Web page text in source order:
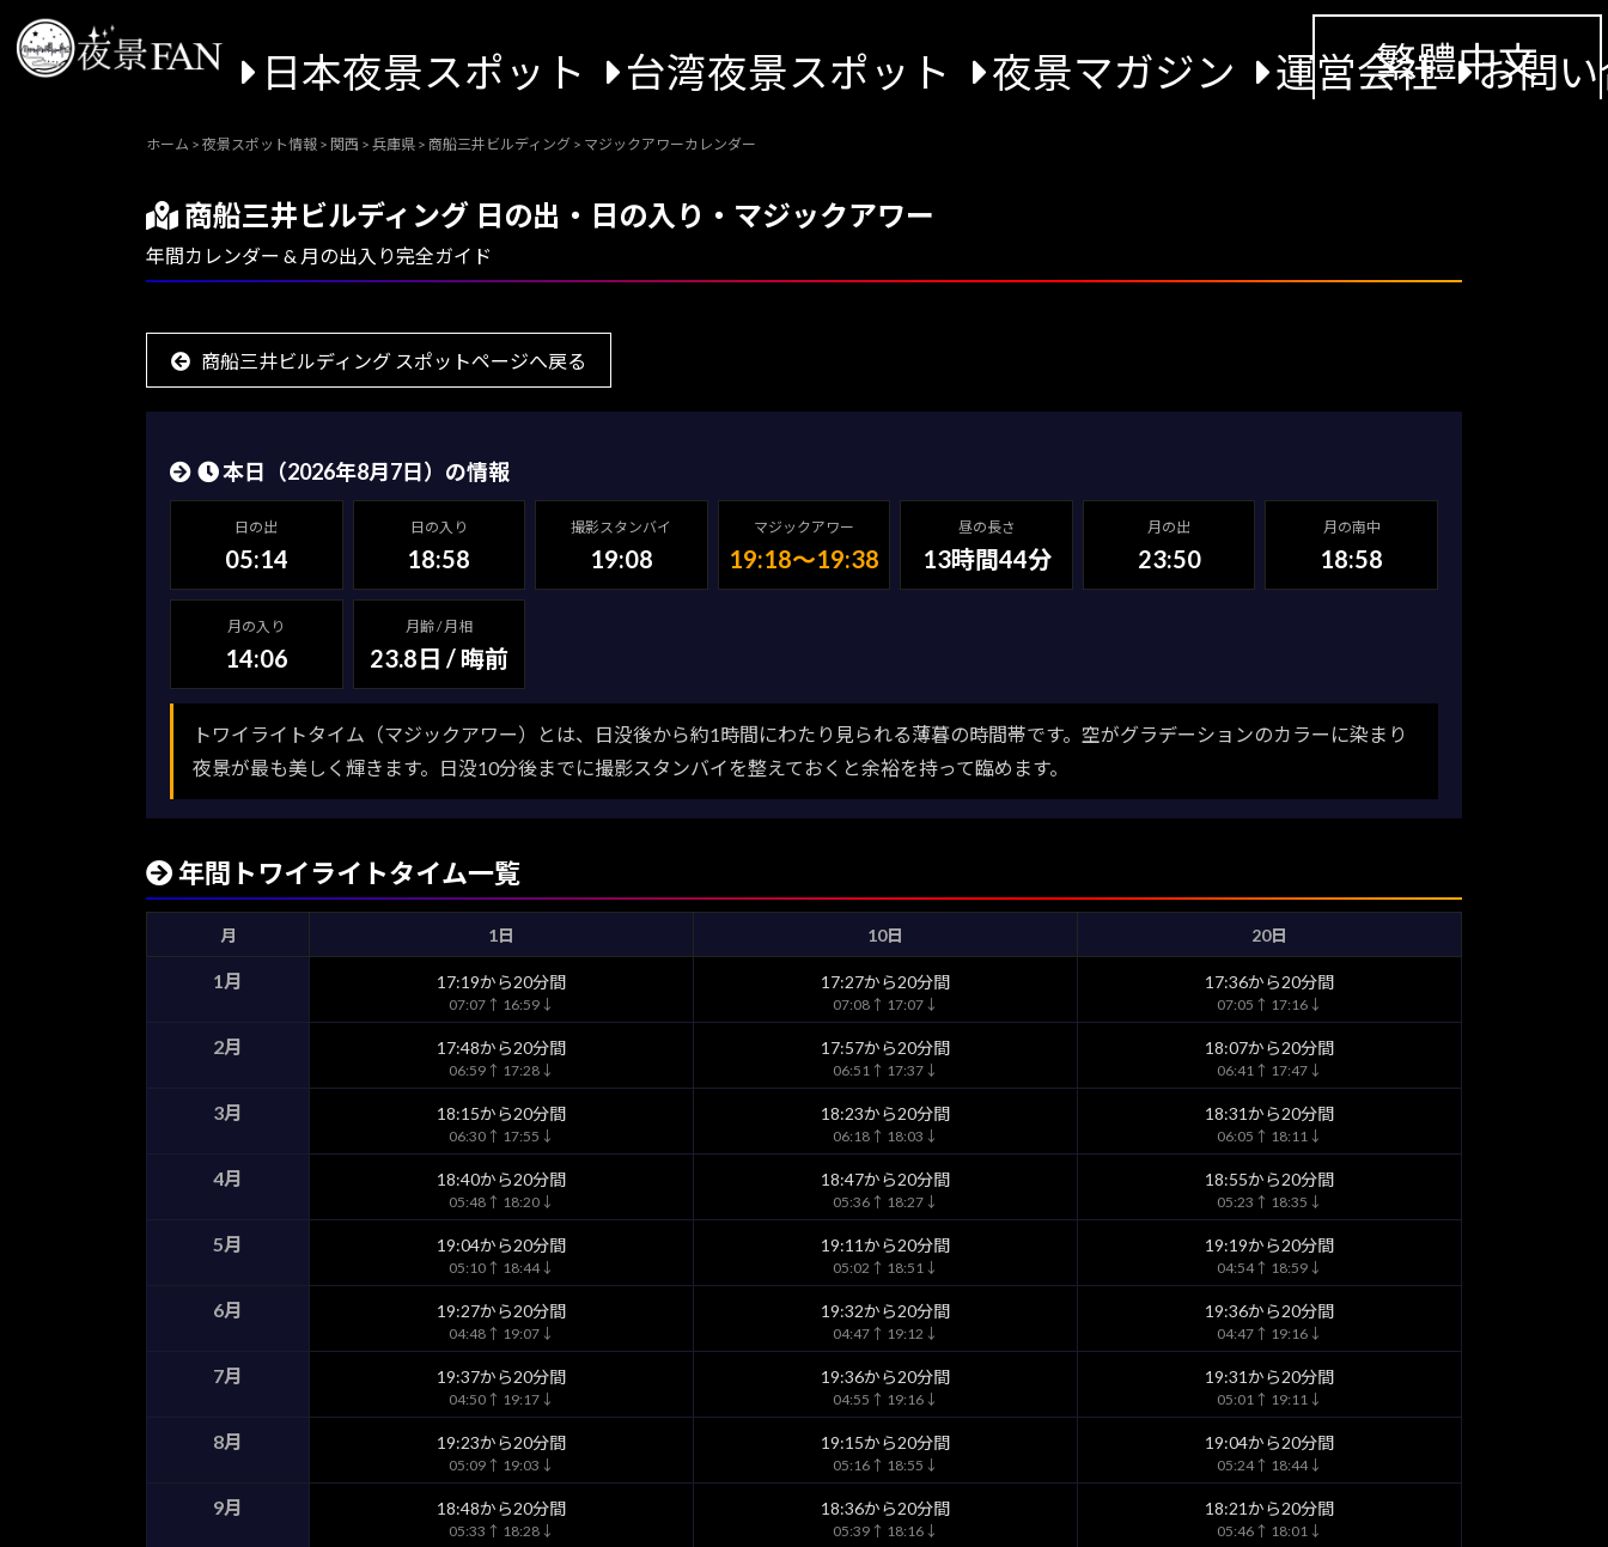
日本夜景スポット 台湾夜景スポット 夜景マガジン 運営会社 お問
繁體中文
ホーム > 夜景スポット情報 > 関西 > 兵庫県 > 商船三井ビルディング > マジックアワーカレンダー
商船三井ビルディング 日の出・日の入り・マジックアワー
年間カレンダー & 月の出入り完全ガイド
商船三井ビルディング スポットページへ戻る
本日（2026年8月7日）の情報
日の出
05:14
日の入り
18:58
撮影スタンバイ
19:08
マジックアワー
19:18〜19:38
昼の長さ
13時間44分
月の出
23:50
月の南中
18:58
月の入り
14:06
月齢 / 月相
23.8日 / 晦前
トワイライトタイム（マジックアワー）とは、日没後から約1時間にわたり見られる薄暮の時間帯です。空がグラデーションのカラーに染まり
夜景が最も美しく輝きます。日没10分後までに撮影スタンバイを整えておくと余裕を持って臨めます。
年間トワイライトタイム一覧
月 1日 10日 20日
1月 17:19から20分間
07:07↑ 16:59↓
17:27から20分間
07:08↑ 17:07↓
17:36から20分間
07:05↑ 17:16↓
2月 17:48から20分間
06:59↑ 17:28↓
17:57から20分間
06:51↑ 17:37↓
18:07から20分間
06:41↑ 17:47↓
3月 18:15から20分間
06:30↑ 17:55↓
18:23から20分間
06:18↑ 18:03↓
18:31から20分間
06:05↑ 18:11↓
4月 18:40から20分間
05:48↑ 18:20↓
18:47から20分間
05:36↑ 18:27↓
18:55から20分間
05:23↑ 18:35↓
5月 19:04から20分間
05:10↑ 18:44↓
19:11から20分間
05:02↑ 18:51↓
19:19から20分間
04:54↑ 18:59↓
6月 19:27から20分間
04:48↑ 19:07↓
19:32から20分間
04:47↑ 19:12↓
19:36から20分間
04:47↑ 19:16↓
7月 19:37から20分間
04:50↑ 19:17↓
19:36から20分間
04:55↑ 19:16↓
19:31から20分間
05:01↑ 19:11↓
8月 19:23から20分間
05:09↑ 19:03↓
19:15から20分間
05:16↑ 18:55↓
19:04から20分間
05:24↑ 18:44↓
9月 18:48から20分間
05:33↑ 18:28↓
18:36から20分間
05:39↑ 18:16↓
18:21から20分間
05:46↑ 18:01↓